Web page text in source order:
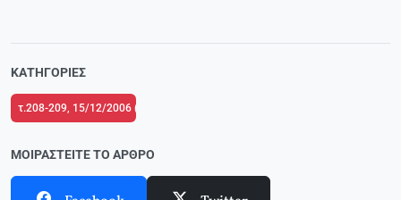
ΚΑΤΗΓΟΡΊΕΣ
τ.208-209, 15/12/2006 (σε ένθετο οι σελίδες της Αριστεράς με αφιέρωμα
ΜΟΙΡΑΣΤΕΊΤΕ ΤΟ ΆΡΘΡΟ